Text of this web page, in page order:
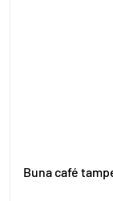
Buna café